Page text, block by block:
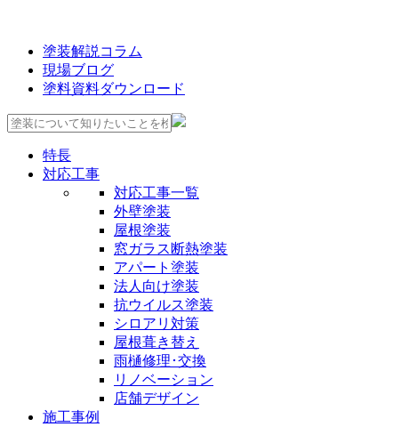
塗装解説コラム
現場ブログ
塗料資料ダウンロード
特長
対応工事
対応工事一覧
外壁塗装
屋根塗装
窓ガラス断熱塗装
アパート塗装
法人向け塗装
抗ウイルス塗装
シロアリ対策
屋根葺き替え
雨樋修理･交換
リノベーション
店舗デザイン
施工事例